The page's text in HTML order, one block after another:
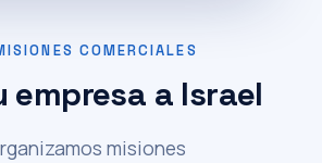
COMERCIALES
empresa a Israel
misiones